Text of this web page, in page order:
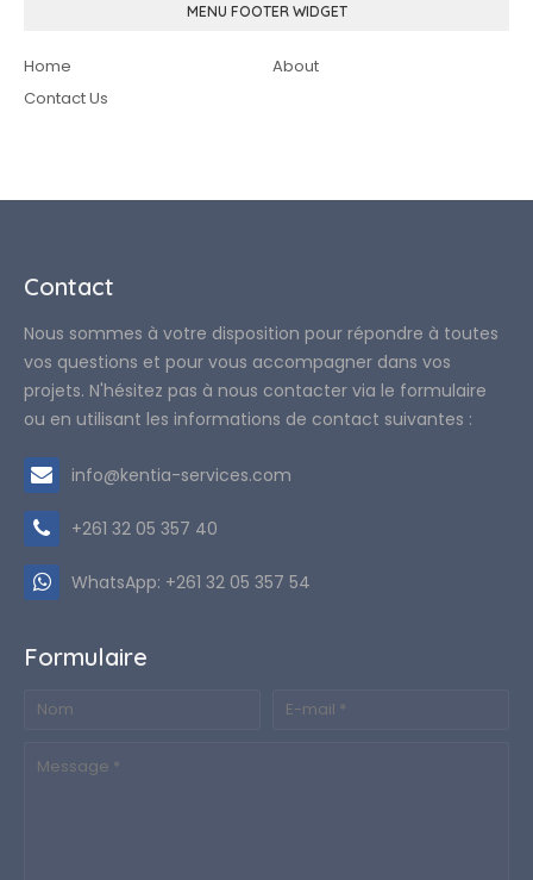
MENU FOOTER WIDGET
Home
About
Contact Us
Contact
Nous sommes à votre disposition pour répondre à toutes
vos questions et pour vous accompagner dans vos
projets. N'hésitez pas à nous contacter via le formulaire
ou en utilisant les informations de contact suivantes :
info@kentia-services.com
+261 32 05 357 40
WhatsApp: +261 32 05 357 54
Formulaire